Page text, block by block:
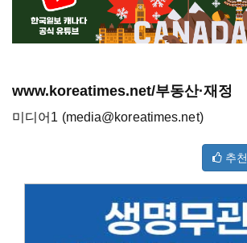
www.koreatimes.net/부동산·재정
미디어1 (media@koreatimes.net)
추천